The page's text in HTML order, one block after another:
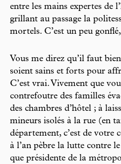
entre les mains expertes de
grillant au passage la
mortels. C’est un peu gonflé,
Vous me direz qu’il faut
soient sains et forts pour
C’est vrai. Vivement que
contrefoutre des familles
des chambres d’hôtel ; à
mineurs isolés à la rue (en
département, c’est de votre
à l’an pèbre la lutte contre
que présidente de la